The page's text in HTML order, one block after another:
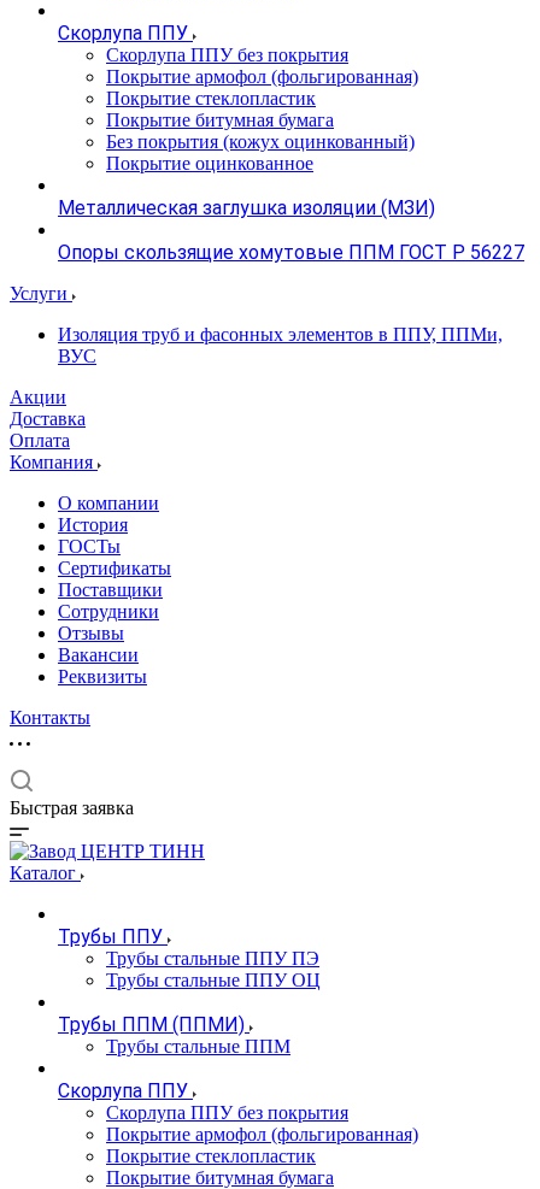
Скорлупа ППУ
Скорлупа ППУ без покрытия
Покрытие армофол (фольгированная)
Покрытие стеклопластик
Покрытие битумная бумага
Без покрытия (кожух оцинкованный)
Покрытие оцинкованное
Металлическая заглушка изоляции (МЗИ)
Опоры скользящие хомутовые ППМ ГОСТ Р 56227
Услуги
Изоляция труб и фасонных элементов в ППУ, ППМи,
ВУС
Акции
Доставка
Оплата
Компания
О компании
История
ГОСТы
Сертификаты
Поставщики
Сотрудники
Отзывы
Вакансии
Реквизиты
Контакты
Быстрая заявка
Каталог
Трубы ППУ
Трубы стальные ППУ ПЭ
Трубы стальные ППУ ОЦ
Трубы ППМ (ППМИ)
Трубы стальные ППМ
Скорлупа ППУ
Скорлупа ППУ без покрытия
Покрытие армофол (фольгированная)
Покрытие стеклопластик
Покрытие битумная бумага